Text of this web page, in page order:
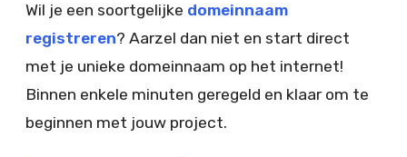
Wil je een soortgelijke domeinnaam
registreren? Aarzel dan niet en start direct
met je unieke domeinnaam op het internet!
Binnen enkele minuten geregeld en klaar om te
beginnen met jouw project.